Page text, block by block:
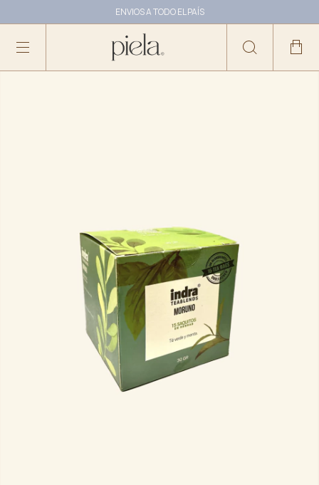
ENVIOS A TODO EL PAÍS
10% OFF ABONANDO CON TRANSFERENCIA